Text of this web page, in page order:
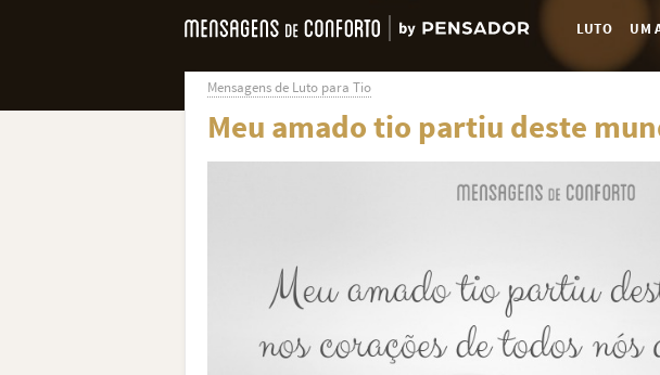
LUTO UM
Mensagens de Luto para Tio
Meu amado tio partiu deste